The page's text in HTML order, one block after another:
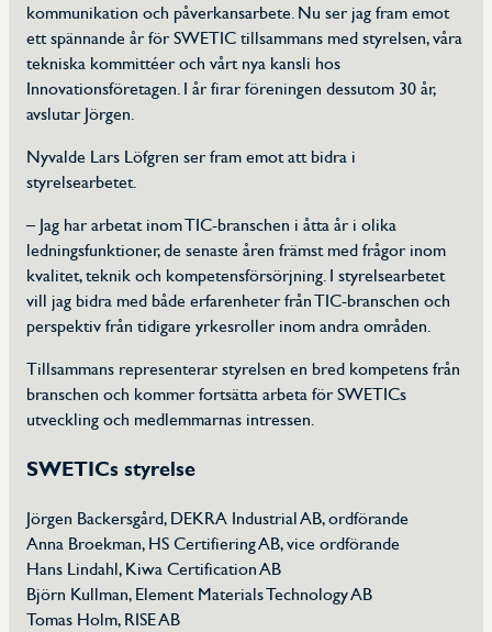
kommunikation och påverkansarbete. Nu ser jag fram emot
ett spännande år för SWETIC tillsammans med styrelsen, våra
tekniska kommittéer och vårt nya kansli hos
Innovationsföretagen. I år firar föreningen dessutom 30 år,
avslutar Jörgen.
Nyvalde Lars Löfgren ser fram emot att bidra i
styrelsearbetet.
– Jag har arbetat inom TIC-branschen i åtta år i olika
ledningsfunktioner, de senaste åren främst med frågor inom
kvalitet, teknik och kompetensförsörjning. I styrelsearbetet
vill jag bidra med både erfarenheter från TIC-branschen och
perspektiv från tidigare yrkesroller inom andra områden.
Tillsammans representerar styrelsen en bred kompetens från
branschen och kommer fortsätta arbeta för SWETICs
utveckling och medlemmarnas intressen.
SWETICs styrelse
Jörgen Backersgård, DEKRA Industrial AB, ordförande
Anna Broekman, HS Certifiering AB, vice ordförande
Hans Lindahl, Kiwa Certification AB
Björn Kullman, Element Materials Technology AB
Tomas Holm, RISE AB